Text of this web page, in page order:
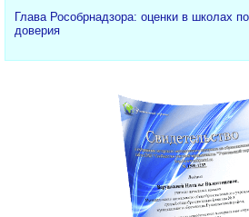
Глава Рособрнадзора: оценки в школах
доверия